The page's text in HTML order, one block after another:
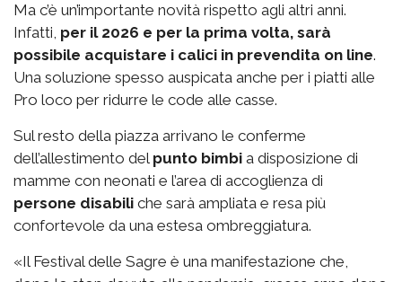
Ma c’è un’importante novità rispetto agli altri anni.
Infatti, per il 2026 e per la prima volta, sarà
possibile acquistare i calici in prevendita on line.
Una soluzione spesso auspicata anche per i piatti alle
Pro loco per ridurre le code alle casse.
Sul resto della piazza arrivano le conferme
dell’allestimento del punto bimbi a disposizione di
mamme con neonati e l’area di accoglienza di
persone disabili che sarà ampliata e resa più
confortevole da una estesa ombreggiatura.
«Il Festival delle Sagre è una manifestazione che,